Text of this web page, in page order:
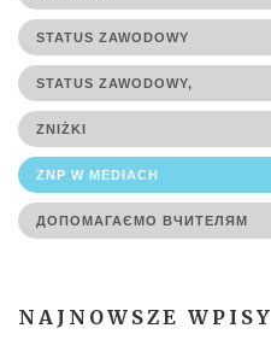
STATUS ZAWODOWY
STATUS ZAWODOWY,
ZNIŻKI
ZNP W MEDIACH
ДОПОМАГАЄМО ВЧИТЕЛЯМ
NAJNOWSZE WPISY